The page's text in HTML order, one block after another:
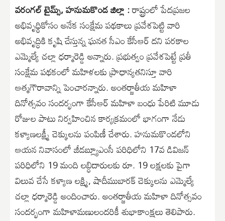
వరంగల్ టైమ్స్, హనుమకొండ జిల్లా :రాష్ట్రంలో పేదప్రజల
అభివృధ్ధికోసం అనేక సంక్షేమ పథకాలు ప్రవేశపెట్టి వారి
అభివృద్ధికి కృషి చేస్తున్న ఘనత సీఎం కేసీఆర్ దని పరకాల
ఎమ్మెల్యే చల్లా ధర్మారెడ్డి అన్నారు. ప్రభుత్వం ప్రవేశపెట్టే ప్రతీ
సంక్షేమ పథకంలో మహిళలకు ప్రాధాన్యతనిస్తూ వారి
ఆత్మగౌరావాన్ని పెంచారన్నారు. అంతర్జాతీయ మహిళా
దినోత్సవం సందర్భంగా కేసీఆర్ మహిళా బంధు పేరిటి మూడు
రోజుల పాటు నిర్వహించిన కార్యక్రమంలో భాగంగా నేడు
కళ్యాణలక్ష్మీ చెక్కులను పంపిణీ చేశారు. హనుమకొండలోని
ఆయన నివాసంలో జీడబ్ల్యూఎంసీ పరిధిలోని 17వ డివిజన్
పరిధిలోని 19 మంది లబ్ధిదారులకు రూ. 19 లక్షలకు పైగా
విలువ చేసే కళ్యాణ లక్ష్మి, షాదీముబారక్ చెక్కులను ఎమ్మెల్యే
చల్లా ధర్మారెడ్డి అందించారు. అంతర్జాతీయ మహిళా దినోత్సవం
సందర్భంగా మహిళామణులందరికీ శుభాకాంక్షలు తెలిపారు.